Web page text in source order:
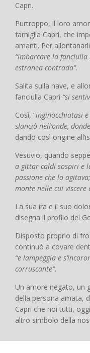
Capri.
Purtroppo, il loro
famiglia Capri, che
amanti. Per
“imbarcare la
estranea contrada”.
Salita sulla nave, e
fanciulla Capri “si
Così, “inginocchiatasi
slanciò nell’onde,
dando così origine
Vesuvio, quando
a gittar caldi sospiri e
passione che lo
monte nelle cui viscere
La sua ira e il suo
disegna il profilo del
Disposto proprio di
continuò a covare
“e lampeggia e
corruscante”.
Un amore negato, un
della persona amata,
Capri che noi tutti,
altro simbolo della